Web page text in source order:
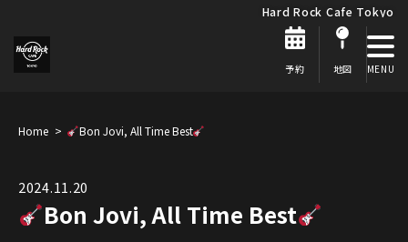
Hard Rock Cafe Tokyo
予約 地図
Home Bon Jovi, All Time Best
2024.11.20
Bon Jovi, All Time Best